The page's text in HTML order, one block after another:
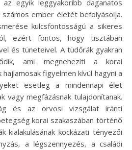
ember életét befolyásolja.
kulcsfontosságú a sikeres
ezért fontos, hogy tisztában
és tüneteivel. A tüdőrák gyakran
ami megnehezíti a korai
figyelmen kívül hagyni a
esetleg a mindennapi élet
vagy megfázásnak tulajdonítanak.
és az orvosi vizsgálat iránti
korai szakaszában történő
kialakulásának kockázati tényezői
a légszennyezés, a családi